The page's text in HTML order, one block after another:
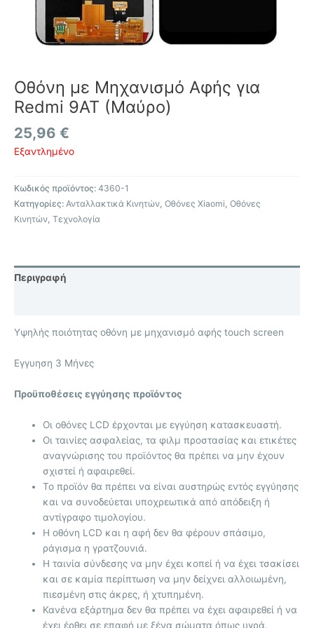
Οθόνη με Μηχανισμό Αφής για
Redmi 9AT (Μαύρο)
25,96 €
Εξαντλημένο
Κωδικός προϊόντος: 4360-1
Κατηγορίες: Ανταλλακτικά Κινητών Οθόνες Xiaomi Οθόνες
Κινητών Τεχνολογία
Περιγραφή
Υψηλής ποιότητας οθόνη με μηχανισμό αφής touch screen
Eγγυηση 3 Μήνες
Προϋποθέσεις εγγύησης προϊόντος
Οι οθόνες LCD έρχονται με εγγύηση κατασκευαστή.
Οι ταινίες ασφαλείας, τα φιλμ προστασίας και ετικέτες
αναγνώρισης του προϊόντος θα πρέπει να μην έχουν
σχιστεί ή αφαιρεθεί.
Το προϊόν θα πρέπει να είναι αυστηρώς εντός εγγύησης
και να συνοδεύεται υποχρεωτικά από απόδειξη ή
αντίγραφο τιμολογίου.
Η οθόνη LCD και η αφή δεν θα φέρουν σπάσιμο,
ράγισμα η γρατζουνιά.
Η ταινία σύνδεσης να μην έχει κοπεί ή να έχει τσακίσει
και σε καμία περίπτωση να μην δείχνει αλλοιωμένη,
πιεσμένη στις άκρες, ή χτυπημένη.
Κανένα εξάρτημα δεν θα πρέπει να έχει αφαιρεθεί ή να
έχει έρθει σε επαφή με ξένα σώματα όπως υγρά.